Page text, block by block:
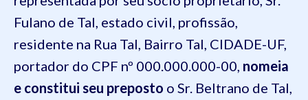
Fulano de Tal, estado civil, profissão,
residente na Rua Tal, Bairro Tal, CIDADE-UF,
portador do CPF nº 000.000.000-00, nomeia
e constitui seu preposto o Sr. Beltrano de Tal,